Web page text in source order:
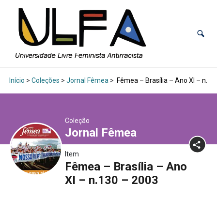
Início > Coleções > Jornal Fêmea > Fêmea – Brasília – Ano XI –
Coleção
Jornal Fêmea
Item
Fêmea – Brasília – Ano
XI – n.130 – 2003